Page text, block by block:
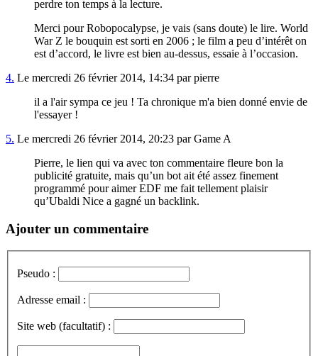
perdre ton temps à la lecture.
Merci pour Robopocalypse, je vais (sans doute) le lire. World
War Z le bouquin est sorti en 2006 ; le film a peu d’intérêt on
est d’accord, le livre est bien au-dessus, essaie à l’occasion.
4. Le mercredi 26 février 2014, 14:34 par pierre
il a l'air sympa ce jeu ! Ta chronique m'a bien donné envie de
l'essayer !
5. Le mercredi 26 février 2014, 20:23 par Game A
Pierre, le lien qui va avec ton commentaire fleure bon la
publicité gratuite, mais qu’un bot ait été assez finement
programmé pour aimer EDF me fait tellement plaisir
qu’Ubaldi Nice a gagné un backlink.
Ajouter un commentaire
Pseudo :
Adresse email :
Site web (facultatif) :